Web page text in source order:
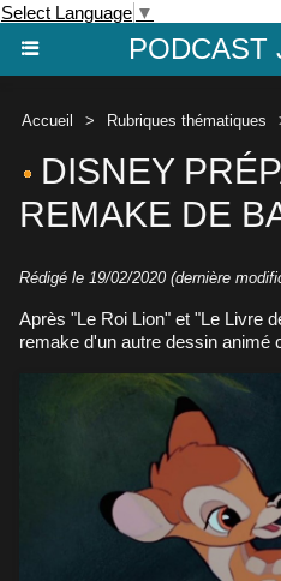
Select Language ▼
PODCAST
Accueil > Rubriques thématiques
DISNEY
REMAKE DE
Rédigé le 19/02/2020 (dernière
Après "Le Roi Lion" et "Le Livre
remake d'un autre dessin animé